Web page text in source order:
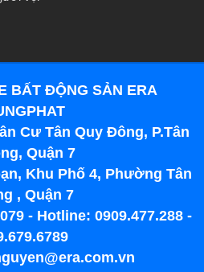
BẤT ĐỘNG SẢN ERA
Cư Tân Quy Đông, P.Tân
Quận 7
Khu Phố 4, Phường Tân
, Quận 7
- Hotline: 0909.477.288 -